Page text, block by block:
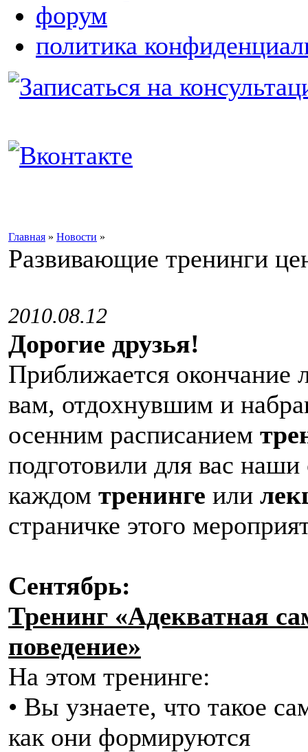
форум
политика
Главная » Новости »
Развивающие тренинги
2010.08.12
Дорогие друзья!
Приближается окончание
вам, отдохнувшим и
осенним расписанием
подготовили для вас
каждом тренинге или
страничке этого
Сентябрь:
Тренинг «Адекватная
поведение»
На этом тренинге:
• Вы узнаете, что такое
как они формируются